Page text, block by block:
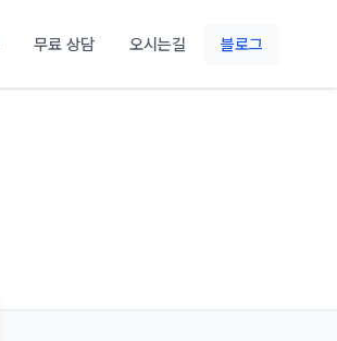
무료 상담 오시는길 블로그